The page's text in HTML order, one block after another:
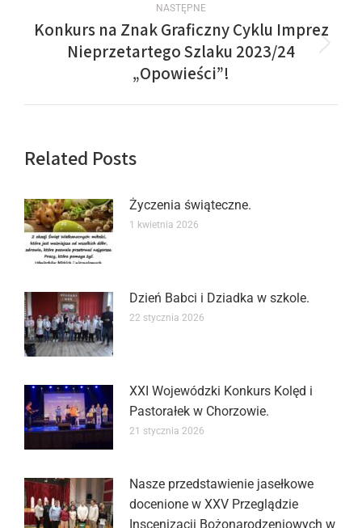
NASTĘPNE
Konkurs na Znak Graficzny Cyklu Imprez
Nieprzetartego Szlaku 2023/24
„Opowieści”!
Related Posts
Życzenia świąteczne.
1 kwietnia 2026
Dzień Babci i Dziadka w szkole.
22 stycznia 2026
XXI Wojewódzki Konkurs Kolęd i
Pastorałek w Chorzowie.
21 stycznia 2026
Nasze przedstawienie jasełkowe
docenione w XXV Przeglądzie
Inscenizacji Bożonarodzeniowych w